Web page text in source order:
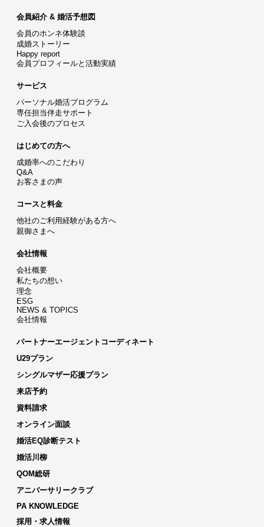
会員紹介 & 婚活予想図
会員のホンネ体験談
成婚ストーリー
Happy report
会員プロフィールと活動実績
サービス
パーソナル婚活プログラム
専任担当伴走サポート
ご入会後のプロセス
はじめての方へ
成婚率へのこだわり
Q&A
お客さまの声
コースと料金
他社のご利用経験がある方へ
親御さまへ
会社情報
会社概要
私たちの想い
理念
ESG
NEWS & TOPICS
会社情報
パートナーエージェントコーディネート
U29プラン
シングルマザー応援プラン
来店予約
資料請求
オンライン面談
婚活EQ診断テスト
婚活川柳
QOM総研
アニバーサリークラブ
PA KNOWLEDGE
採用・求人情報